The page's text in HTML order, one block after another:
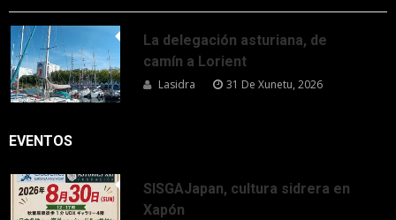
La delegación asturiana, de
camín a Lorient
Lasidra 31 De Xunetu, 2026
EVENTOS
SISGAJapan, cultura sidrera en
Xapón